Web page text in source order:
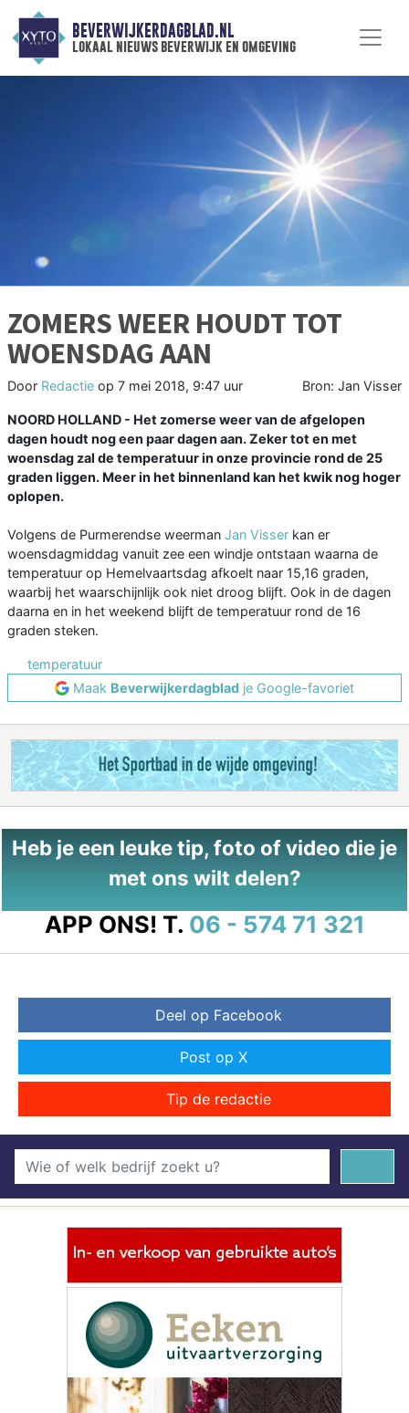
BEVERWIJKERDAGBLAD.NL
lokaal nieuws beverwijk en omgeving
ZOMERS WEER HOUDT TOT
WOENSDAG AAN
Door Redactie op 7 mei 2018, 9:47 uur Bron: Jan Visser
NOORD HOLLAND - Het zomerse weer van de afgelopen
dagen houdt nog een paar dagen aan. Zeker tot en met
woensdag zal de temperatuur in onze provincie rond de 25
graden liggen. Meer in het binnenland kan het kwik nog hoger
oplopen.
Volgens de Purmerendse weerman Jan Visser kan er
woensdagmiddag vanuit zee een windje ontstaan waarna de
temperatuur op Hemelvaartsdag afkoelt naar 15,16 graden,
waarbij het waarschijnlijk ook niet droog blijft. Ook in de dagen
daarna en in het weekend blijft de temperatuur rond de 16
graden steken.
temperatuur
Maak Beverwijkerdagblad je Google-favoriet
Heb je een leuke tip, foto of video die je
met ons wilt delen?
APP ONS! T. 06 - 574 71 321
Deel op Facebook
Post op X
Tip de redactie